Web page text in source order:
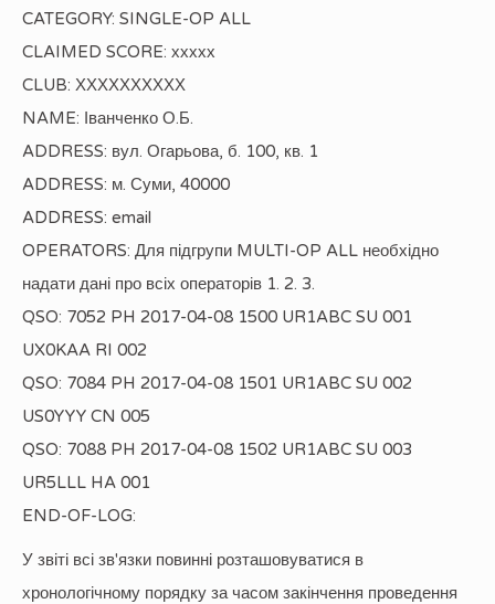
CATEGORY: SINGLE-OP ALL
CLAIMED SCORE: ххххх
CLUB: ХХХХХХХХХХ
NAME: Іванченко О.Б.
ADDRESS: вул. Огарьова, б. 100, кв. 1
ADDRESS: м. Суми, 40000
ADDRESS: email
OPERATORS: Для підгрупи MULTI-OP ALL необхідно
надати дані про всіх операторів 1. 2. 3.
QSO: 7052 PH 2017-04-08 1500 UR1ABC SU 001
UX0KAA RI 002
QSO: 7084 PH 2017-04-08 1501 UR1ABC SU 002
US0YYY CN 005
QSO: 7088 PH 2017-04-08 1502 UR1ABC SU 003
UR5LLL HA 001
END-OF-LOG:
У звіті всі зв'язки повинні розташовуватися в
хронологічному порядку за часом закінчення проведення